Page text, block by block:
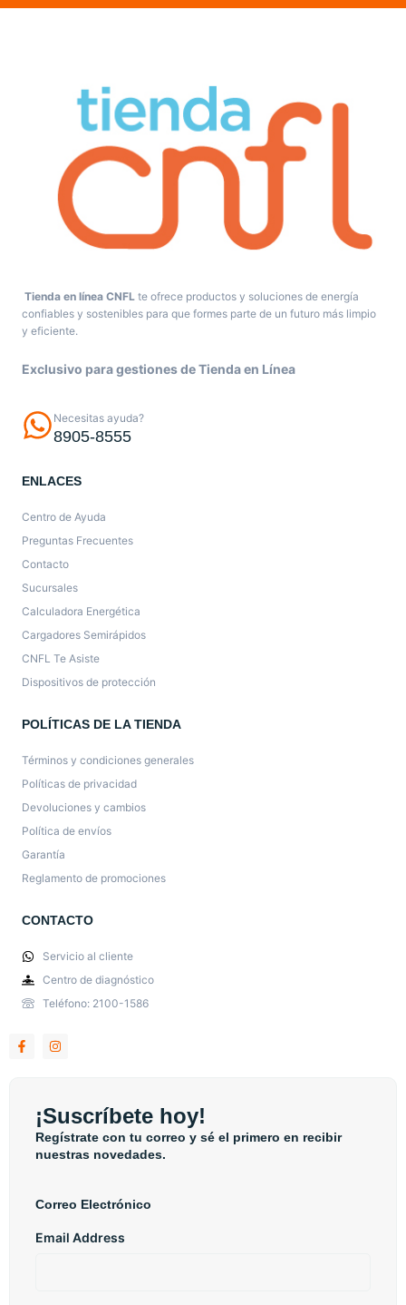
Tienda en línea CNFL te ofrece productos y soluciones de energía
confiables y sostenibles para que formes parte de un futuro más limpio
y eficiente.
Exclusivo para gestiones de Tienda en Línea
Necesitas ayuda?
8905-8555
ENLACES
Centro de Ayuda
Preguntas Frecuentes
Contacto
Sucursales
Calculadora Energética
Cargadores Semirápidos
CNFL Te Asiste
Dispositivos de protección
POLÍTICAS DE LA TIENDA
Términos y condiciones generales
Políticas de privacidad
Devoluciones y cambios
Política de envíos
Garantía
Reglamento de promociones
CONTACTO
Servicio al cliente
Centro de diagnóstico
Teléfono: 2100-1586
¡Suscríbete hoy!
Regístrate con tu correo y sé el primero en recibir
nuestras novedades.
Correo Electrónico
Email Address